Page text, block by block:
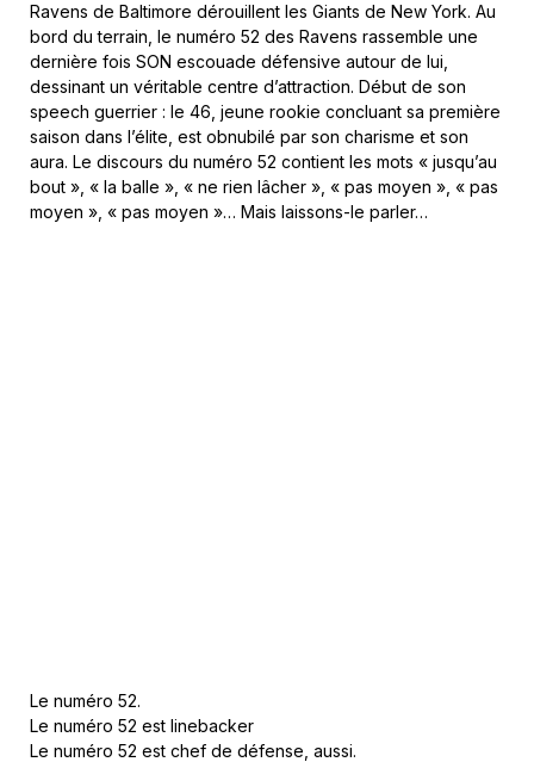
Ravens de Baltimore dérouillent les Giants de New York. Au
bord du terrain, le numéro 52 des Ravens rassemble une
dernière fois SON escouade défensive autour de lui,
dessinant un véritable centre d’attraction. Début de son
speech guerrier : le 46, jeune rookie concluant sa première
saison dans l’élite, est obnubilé par son charisme et son
aura. Le discours du numéro 52 contient les mots « jusqu’au
bout », « la balle », « ne rien lâcher », « pas moyen », « pas
moyen », « pas moyen »… Mais laissons-le parler…
Le numéro 52.
Le numéro 52 est linebacker
Le numéro 52 est chef de défense, aussi.